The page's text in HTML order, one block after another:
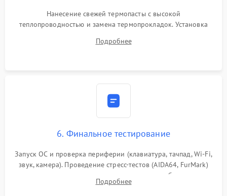
Нанесение свежей термопасты с высокой
теплопроводностью и замена термопрокладок. Установка
шлейфов, модулей памяти и накопителей. Предварительная
Подробнее
6. Финальное тестирование
Запуск ОС и проверка периферии (клавиатура, тачпад, Wi-Fi,
звук, камера). Проведение стресс-тестов (AIDA64, FurMark)
для контроля температурного режима и стабильности
системы под пиковой нагрузкой.
Подробнее